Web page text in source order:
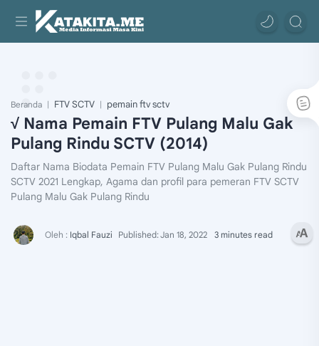
Beranda FTV SCTV pemain ftv sctv
√ Nama Pemain FTV Pulang Malu Gak
Pulang Rindu SCTV (2014)
Daftar Nama Biodata Pemain FTV Pulang Malu Gak Pulang Rindu
SCTV 2021 Lengkap, Agama dan profil para pemeran FTV SCTV
Pulang Malu Gak Pulang Rindu
3 minutes read